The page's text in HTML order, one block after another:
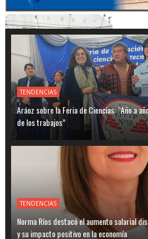
TENDENCIAS
Aráoz sobre la Feria de Ciencias: “Año a
de los trabajos”
TENDENCIAS
Norma Ríos destacó el aumento salarial
y su impacto positivo en la economía